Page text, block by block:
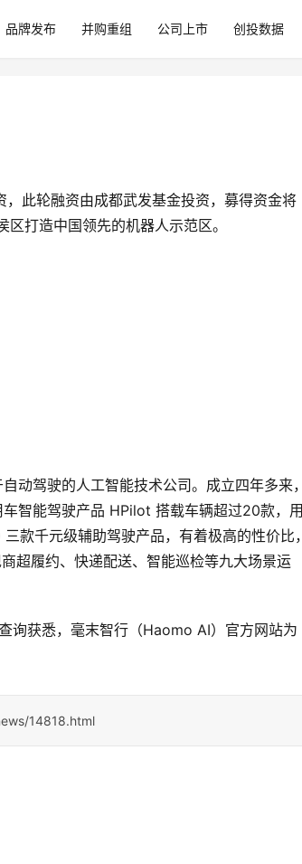
品牌发布 并购重组 公司上市 创投数据
，此轮融资由成都武发基金投资，募得资金将
打造中国领先的机器人示范区。
动驾驶的人工智能技术公司。成立四年多来，
智能驾驶产品 HPilot 搭载车辆超过20款，用
款千元级辅助驾驶产品，有着极高的性价比，
超履约、快递配送、智能巡检等九大场景运
询获悉，毫末智行（Haomo AI）官方网站为
14818.html